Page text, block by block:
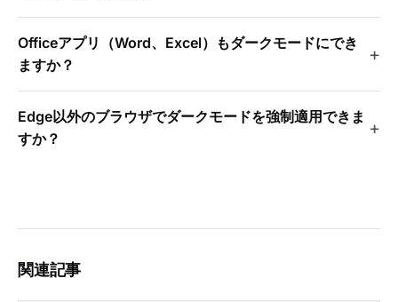
Officeアプリ（Word、Excel）もダークモードにでき
ますか？
Edge以外のブラウザでダークモードを強制適用できま
すか？
関連記事